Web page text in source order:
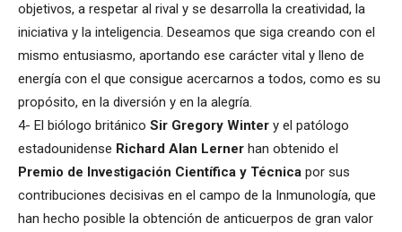
objetivos, a respetar al rival y se desarrolla la creatividad, la
iniciativa y la inteligencia. Deseamos que siga creando con el
mismo entusiasmo, aportando ese carácter vital y lleno de
energía con el que consigue acercarnos a todos, como es su
propósito, en la diversión y en la alegría.
4- El biólogo británico Sir Gregory Winter y el patólogo
estadounidense Richard Alan Lerner han obtenido el
Premio de Investigación Científica y Técnica por sus
contribuciones decisivas en el campo de la Inmunología, que
han hecho posible la obtención de anticuerpos de gran valor